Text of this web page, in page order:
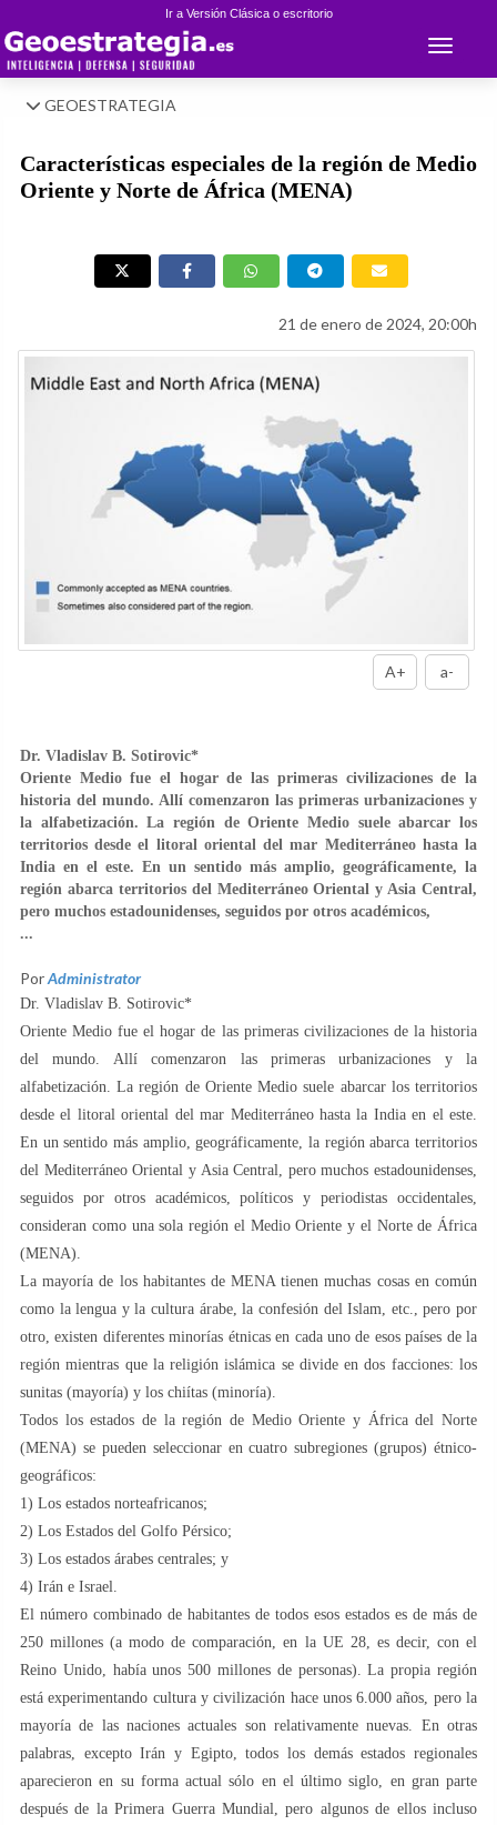
Ir a Versión Clásica o escritorio
Toggle
GEOESTRATEGIA
Características especiales de la región de Medio
Oriente y Norte de África (MENA)
21 de enero de 2024, 20:00h
A+ a-
Dr. Vladislav B. Sotirovic*
Oriente Medio fue el hogar de las primeras civilizaciones de la
historia del mundo. Allí comenzaron las primeras urbanizaciones y
la alfabetización. La región de Oriente Medio suele abarcar los
territorios desde el litoral oriental del mar Mediterráneo hasta la
India en el este. En un sentido más amplio, geográficamente, la
región abarca territorios del Mediterráneo Oriental y Asia Central,
pero muchos estadounidenses, seguidos por otros académicos,
...
PorAdministrator
Dr. Vladislav B. Sotirovic*
Oriente Medio fue el hogar de las primeras civilizaciones de la historia
del mundo. Allí comenzaron las primeras urbanizaciones y la
alfabetización. La región de Oriente Medio suele abarcar los territorios
desde el litoral oriental del mar Mediterráneo hasta la India en el este.
En un sentido más amplio, geográficamente, la región abarca territorios
del Mediterráneo Oriental y Asia Central, pero muchos estadounidenses,
seguidos por otros académicos, políticos y periodistas occidentales,
consideran como una sola región el Medio Oriente y el Norte de África
(MENA).
La mayoría de los habitantes de MENA tienen muchas cosas en común
como la lengua y la cultura árabe, la confesión del Islam, etc., pero por
otro, existen diferentes minorías étnicas en cada uno de esos países de la
región mientras que la religión islámica se divide en dos facciones: los
sunitas (mayoría) y los chiítas (minoría).
Todos los estados de la región de Medio Oriente y África del Norte
(MENA) se pueden seleccionar en cuatro subregiones (grupos) étnico-
geográficos:
1) Los estados norteafricanos;
2) Los Estados del Golfo Pérsico;
3) Los estados árabes centrales; y
4) Irán e Israel.
El número combinado de habitantes de todos esos estados es de más de
250 millones (a modo de comparación, en la UE 28, es decir, con el
Reino Unido, había unos 500 millones de personas). La propia región
está experimentando cultura y civilización hace unos 6.000 años, pero la
mayoría de las naciones actuales son relativamente nuevas. En otras
palabras, excepto Irán y Egipto, todos los demás estados regionales
aparecieron en su forma actual sólo en el último siglo, en gran parte
después de la Primera Guerra Mundial, pero algunos de ellos incluso